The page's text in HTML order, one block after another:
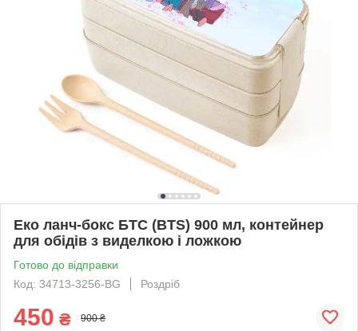
Еко ланч-бокс БТС (BTS) 900 мл, контейнер
для обідів з виделкою і ложкою
Готово до відправки
Код: 34713-3256-BG
Роздріб
450 ₴ 900 ₴